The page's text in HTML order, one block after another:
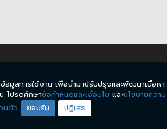
THAICH8.COM, ALL RIGHT RESERVED.
งื่อนไข นโยบายความเป็นส่วนตัว
อมูลการใช้งาน เพื่อนำมาปรับปรุงและพัฒนาเนื้อหา
โปรดศึกษาข้อกำหนดและเงื่อนไข และนโยบายความ
นตัว
ยอมรับ ปฏิเสธ